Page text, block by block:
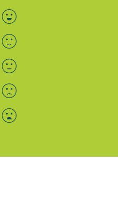
Bewertung auswählen